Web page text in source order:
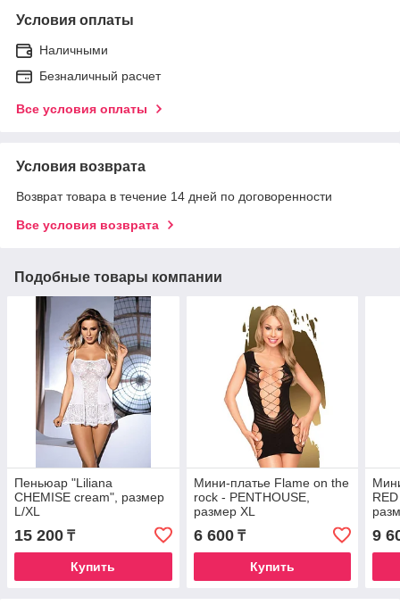
Условия оплаты
Наличными
Безналичный расчет
Все условия оплаты
Условия возврата
Возврат товара в течение 14 дней по договоренности
Все условия возврата
Подобные товары компании
Пеньюар "Liliana
CHEMISE cream", размер
L/XL
15 200 ₸
Купить
Мини-платье Flame on the
rock - PENTHOUSE,
размер XL
6 600₸
Купить
9